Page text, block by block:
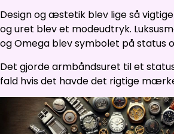
Design og æstetik blev lige så
og uret blev et modeudtryk.
og Omega blev symbolet på status
Det gjorde armbåndsuret til et
fald hvis det havde det rigtige